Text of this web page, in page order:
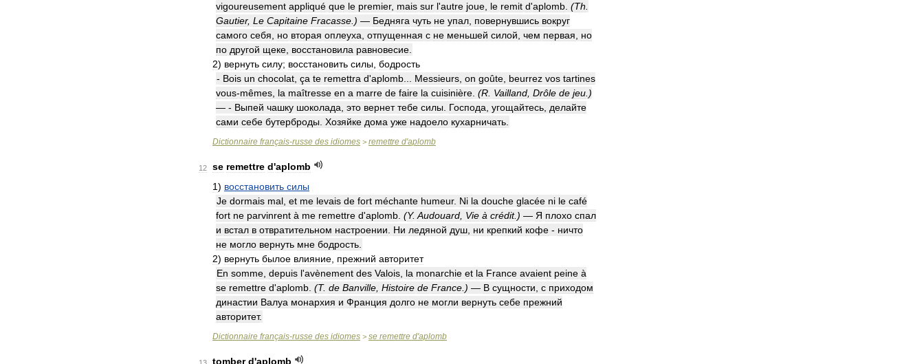
vigoureusement appliqué que le premier, mais sur l'autre joue le remit d'aplomb (Th
Gautier, Le Capitaine Fracasse .) — Бедняга чуть не упал повернувшись вокруг
самого себя но вторая оплеуха отпущенная с не меньшей силой чем первая
но
по другой щеке восстановила равновесие
2) вернуть силу; восстановить силы бодрость
- Bois un chocolat ça te remettra d'aplomb Messieurs on goûte beurrez vos tartines
vous-mêmes la maîtresse en a marre de faire la cuisinière (R Vailland Drôle de jeu .)
— - Выпей чашку шоколада это вернет тебе силы Господа угощайтесь делайте
сами себе бутерброды Хозяйке дома уже надоело кухарничать
Dictionnaire français-russe des idiomes > remettre d'aplomb
12 se remettre d'aplomb
1) восстановить силы
Je dormais mal et me levais de fort méchante humeur. Ni la douche glacée ni le café
fort ne parvinrent à me remettre d'aplomb (Y. Audouard Vie à crédit.) — Я плохо спал
и встал в отвратительном настроении Ни ледяной душ ни крепкий кофе - ничто
не могло вернуть мне бодрость
2) вернуть былое влияние прежний авторитет
En somme depuis l'avènement des Valois la monarchie et la France avaient peine à
se remettre d'aplomb (T. de Banville Histoire de France .) — В сущности с приходом
династии Валуа монархия и Франция долго не могли вернуть себе прежний
авторитет.
Dictionnaire français-russe des idiomes > se remettre d'aplomb
tomber d'aplomb